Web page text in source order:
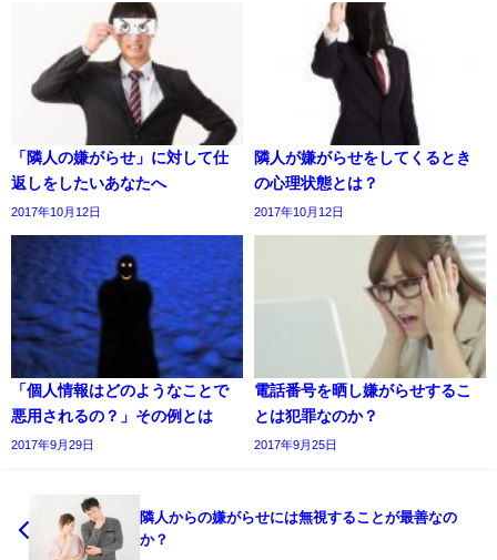
「隣人の嫌がらせ」に対して仕
返しをしたいあなたへ
2017年10月12日
隣人が嫌がらせをしてくるとき
の心理状態とは？
2017年10月12日
「個人情報はどのようなことで
悪用されるの？」その例とは
2017年9月29日
電話番号を晒し嫌がらせするこ
とは犯罪なのか？
2017年9月25日
隣人からの嫌がらせには無視することが最善なの
か？